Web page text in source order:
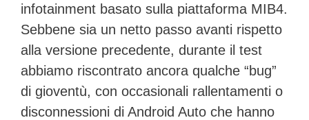
infotainment basato sulla piattaforma MIB4.
Sebbene sia un netto passo avanti rispetto
alla versione precedente, durante il test
abbiamo riscontrato ancora qualche “bug”
di gioventù, con occasionali rallentamenti o
disconnessioni di Android Auto che hanno